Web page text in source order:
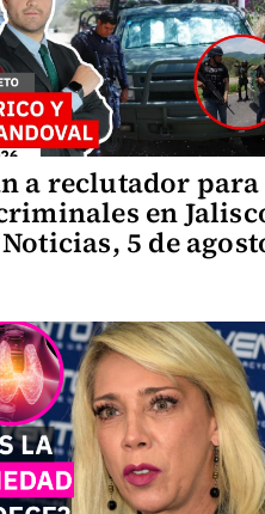
a reclutador para
en
5 de